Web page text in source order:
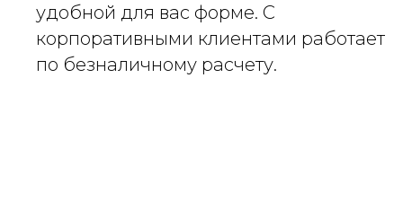
удобной для вас форме. С
корпоративными клиентами работает
по безналичному расчету.